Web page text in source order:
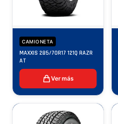
CAMIONETA
MAXXIS 285/70R17 121Q RAZR
AT
Ver más